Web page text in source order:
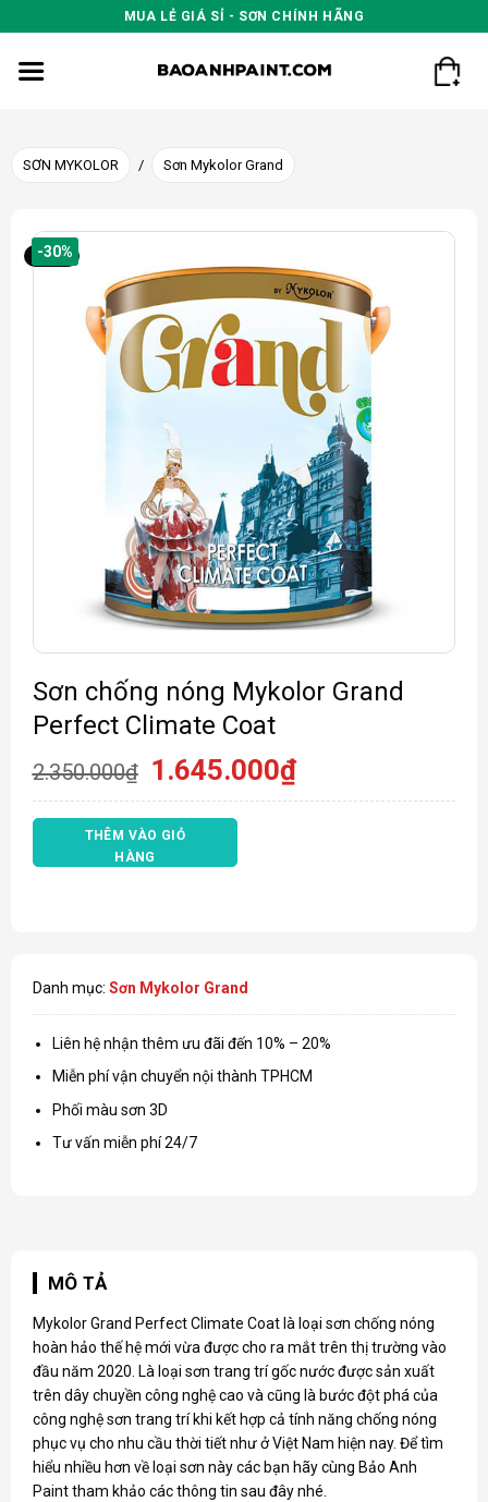
to
content
MUA LẺ GIÁ SỈ - SƠN CHÍNH HÃNG
SƠN MYKOLOR / Sơn Mykolor Grand
-30%
Sơn chống nóng Mykolor Grand
Perfect Climate Coat
2.350.000₫ Giá
gốc
là:
2.350.000₫.
1.645.000₫Giá
hiện
tại
THÊM VÀO GIỎ
HÀNG
Danh mục: Sơn Mykolor Grand
Liên hệ nhận thêm ưu đãi đến 10% – 20%
Miễn phí vận chuyển nội thành TPHCM
Phối màu sơn 3D
Tư vấn miễn phí 24/7
MÔ TẢ
Mykolor Grand Perfect Climate Coat là loại sơn chống nóng
hoàn hảo thế hệ mới vừa được cho ra mắt trên thị trường vào
đầu năm 2020. Là loại sơn trang trí gốc nước được sản xuất
trên dây chuyền công nghệ cao và cũng là bước đột phá của
công nghệ sơn trang trí khi kết hợp cả tính năng chống nóng
phục vụ cho nhu cầu thời tiết như ở Việt Nam hiện nay. Để tìm
hiểu nhiều hơn về loại sơn này các bạn hãy cùng Bảo Anh
Paint tham khảo các thông tin sau đây nhé.